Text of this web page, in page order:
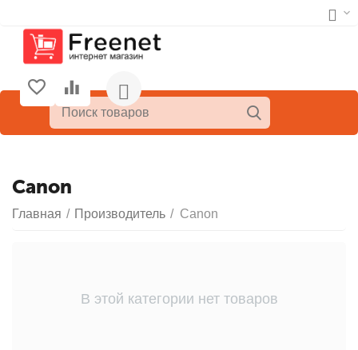
Canon
Главная / Производитель / Canon
В этой категории нет товаров